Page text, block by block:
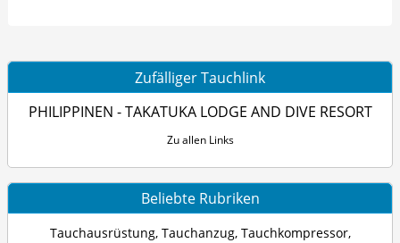
Zufälliger Tauchlink
PHILIPPINEN - TAKATUKA LODGE AND DIVE RESORT
Zu allen Links
Beliebte Rubriken
Tauchausrüstung, Tauchanzug, Tauchkompressor,